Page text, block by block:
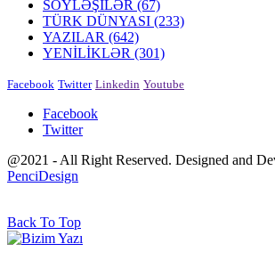
SÖYLƏŞİLƏR (67)
TÜRK DÜNYASI (233)
YAZILAR (642)
YENİLİKLƏR (301)
Facebook Twitter Linkedin Youtube
Facebook
Twitter
@2021 - All Right Reserved. Designed and
PenciDesign
Back To Top